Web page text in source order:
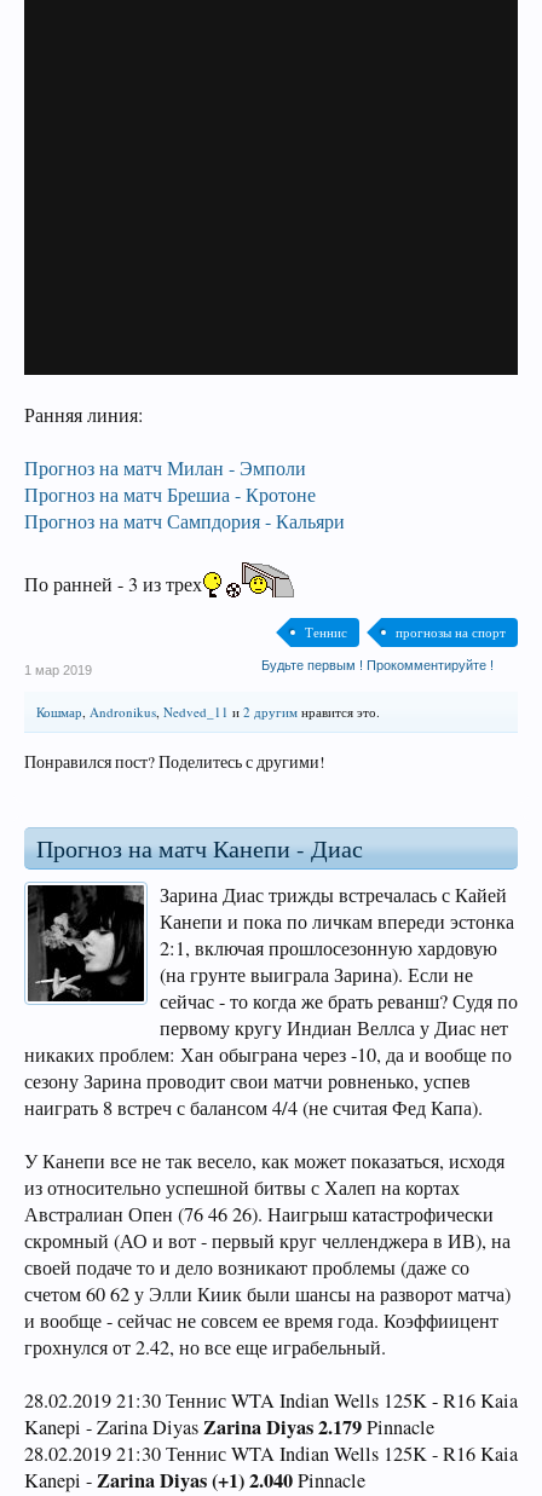
Ранняя линия:
Прогноз на матч Милан - Эмполи
Прогноз на матч Брешиа - Кротоне
Прогноз на матч Сампдория - Кальяри
По ранней - 3 из трех
Теннис прогнозы на спорт
Будьте первым ! Прокомментируйте !
1 мар 2019
Кошмар, Andronikus, Nedved_11 и 2 другим нравится это.
Понравился пост? Поделитесь с другими!
Прогноз на матч Канепи - Диас
Зарина Диас трижды встречалась с Кайей
Канепи и пока по личкам впереди эстонка
2:1, включая прошлосезонную хардовую
(на грунте выиграла Зарина). Если не
сейчас - то когда же брать реванш? Судя по
первому кругу Индиан Веллса у Диас нет
никаких проблем: Хан обыграна через -10, да и вообще по
сезону Зарина проводит свои матчи ровненько, успев
наиграть 8 встреч с балансом 4/4 (не считая Фед Капа).
У Канепи все не так весело, как может показаться, исходя
из относительно успешной битвы с Халеп на кортах
Австралиан Опен (76 46 26). Наигрыш катастрофически
скромный (АО и вот - первый круг челленджера в ИВ), на
своей подаче то и дело возникают проблемы (даже со
счетом 60 62 у Элли Киик были шансы на разворот матча)
и вообще - сейчас не совсем ее время года. Коэффиицент
грохнулся от 2.42, но все еще играбельный.
28.02.2019 21:30 Теннис WTA Indian Wells 125K - R16 Kaia
Kanepi - Zarina DiyasZarina Diyas 2.179Pinnacle
28.02.2019 21:30 Теннис WTA Indian Wells 125K - R16 Kaia
Kanepi -Zarina Diyas (+1) 2.040Pinnacle